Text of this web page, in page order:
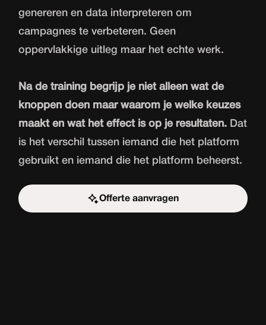
genereren en data interpreteren om
campagnes te verbeteren. Geen
oppervlakkige uitleg maar het echte werk.
Na de training begrijp je niet alleen wat de
knoppen doen maar waarom je welke keuzes
maakt en wat het effect is op je resultaten. Dat
is het verschil tussen iemand die het platform
gebruikt en iemand die het platform beheerst.
Offerte aanvragen
Start de uitdaging